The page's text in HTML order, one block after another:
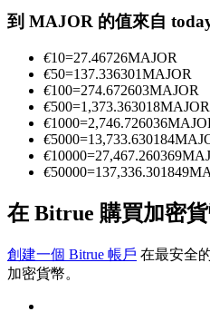
成為跟單交易員
包含交易情況等的大數據
到 MAJOR 的值來自
€10=27.46726MAJOR
€50=137.336301MAJOR
€100=274.672603MAJOR
€500=1,373.363018MAJOR
€1000=2,746.726036
€5000=13,733.630184
€10000=27,467.260369
€50000=137,336.301849
在 Bitrue 購買加密
創建一個 Bitrue 帳戶 在最安全
加密貨幣。